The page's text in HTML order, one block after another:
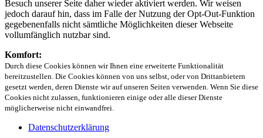
Besuch unserer Seite daher wieder aktiviert werden. Wir weisen
jedoch darauf hin, dass im Falle der Nutzung der Opt-Out-Funktion
gegebenenfalls nicht sämtliche Möglichkeiten dieser Webseite
vollumfänglich nutzbar sind.
Komfort:
Durch diese Cookies können wir Ihnen eine erweiterte Funktionalität
bereitzustellen. Die Cookies können von uns selbst, oder von Drittanbietern
gesetzt werden, deren Dienste wir auf unseren Seiten verwenden. Wenn Sie diese
Cookies nicht zulassen, funktionieren einige oder alle dieser Dienste
möglicherweise nicht einwandfrei.
Datenschutzerklärung